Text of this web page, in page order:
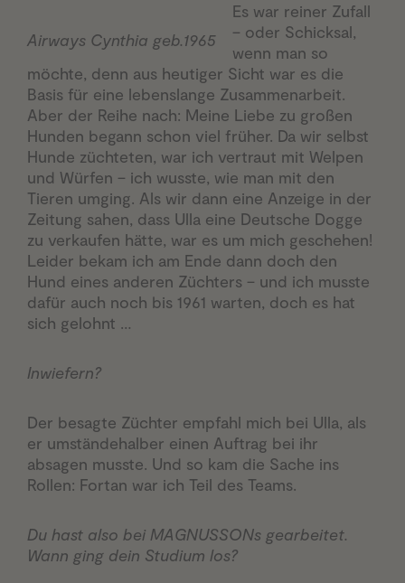
Airways Cynthia geb.1965
Es war reiner Zufall
– oder Schicksal,
wenn man so
möchte, denn aus heutiger Sicht war es die
Basis für eine lebenslange Zusammenarbeit.
Aber der Reihe nach: Meine Liebe zu großen
Hunden begann schon viel früher. Da wir selbst
Hunde züchteten, war ich vertraut mit Welpen
und Würfen – ich wusste, wie man mit den
Tieren umging. Als wir dann eine Anzeige in der
Zeitung sahen, dass Ulla eine Deutsche Dogge
zu verkaufen hätte, war es um mich geschehen!
Leider bekam ich am Ende dann doch den
Hund eines anderen Züchters – und ich musste
dafür auch noch bis 1961 warten, doch es hat
sich gelohnt …
Inwiefern?
Der besagte Züchter empfahl mich bei Ulla, als
er umständehalber einen Auftrag bei ihr
absagen musste. Und so kam die Sache ins
Rollen: Fortan war ich Teil des Teams.
Du hast also bei MAGNUSSONs gearbeitet.
Wann ging dein Studium los?